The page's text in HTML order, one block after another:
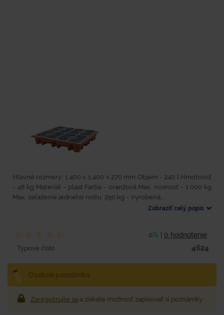
Hlavné rozmery: 1 400 x 1 400 x 270 mm Objem - 240 l Hmotnosť
- 48 kg Materiál - plast Farba - oranžová Max. nosnosť - 1 000 kg
Max. zaťaženie jedného roštu: 250 kg - Vyrobená...
Zobraziť celý popis
0% 0 hodnotenie
Typové číslo 4624
Zaregistrujte sa a získate možnosť zapisovať si poznámky